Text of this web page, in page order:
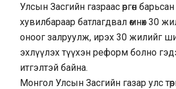
Улсын Засгийн газраас өргөн барьсан
хувилбараар батлагдвал өмнөх 30
оноог залруулж, ирэх 30 жилийг
эхлүүлэх түүхэн реформ болно
итгэлтэй байна.
Монгол Улсын Засгийн газар улс